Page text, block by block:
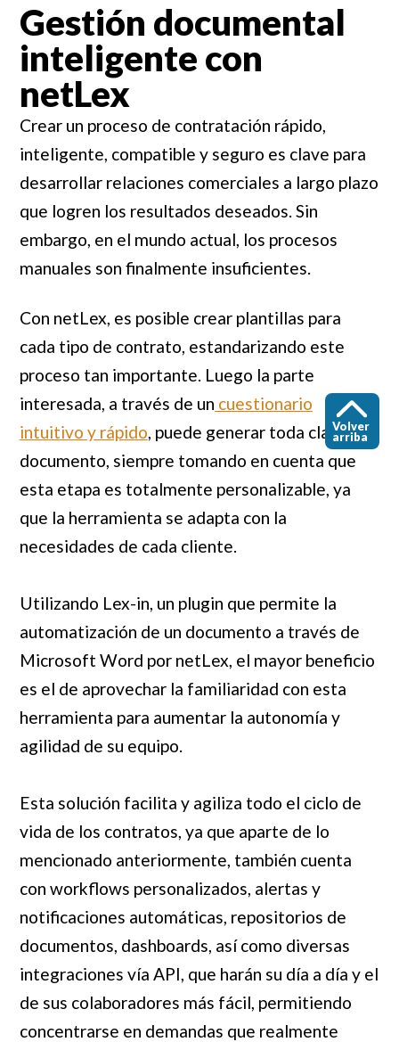
Volver
arriba
Gestión documental
inteligente con
netLex
Crear un proceso de contratación rápido,
inteligente, compatible y seguro es clave para
desarrollar relaciones comerciales a largo plazo
que logren los resultados deseados. Sin
embargo, en el mundo actual, los procesos
manuales son finalmente insuficientes.
Con netLex, es posible crear plantillas para
cada tipo de contrato, estandarizando este
proceso tan importante. Luego la parte
interesada, a través de un cuestionario
intuitivo y rápido, puede generar toda clase de
documento, siempre tomando en cuenta que
esta etapa es totalmente personalizable, ya
que la herramienta se adapta con la
necesidades de cada cliente.
Utilizando Lex-in, un plugin que permite la
automatización de un documento a través de
Microsoft Word por netLex, el mayor beneficio
es el de aprovechar la familiaridad con esta
herramienta para aumentar la autonomía y
agilidad de su equipo.
Esta solución facilita y agiliza todo el ciclo de
vida de los contratos, ya que aparte de lo
mencionado anteriormente, también cuenta
con workflows personalizados, alertas y
notificaciones automáticas, repositorios de
documentos, dashboards, así como diversas
integraciones vía API, que harán su día a día y el
de sus colaboradores más fácil, permitiendo
concentrarse en demandas que realmente